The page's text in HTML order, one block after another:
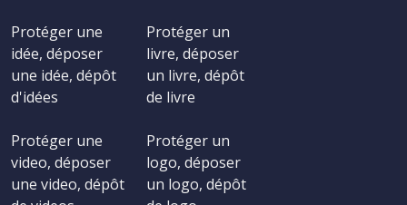
Protéger une
idée, déposer
une idée, dépôt
d'idées
Protéger une
video, déposer
une video, dépôt
Protéger un
livre, déposer
un livre, dépôt
de livre
Protéger un
logo, déposer
un logo, dépôt